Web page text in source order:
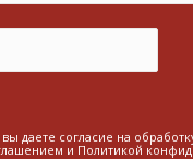
даете согласие на
и Политикой